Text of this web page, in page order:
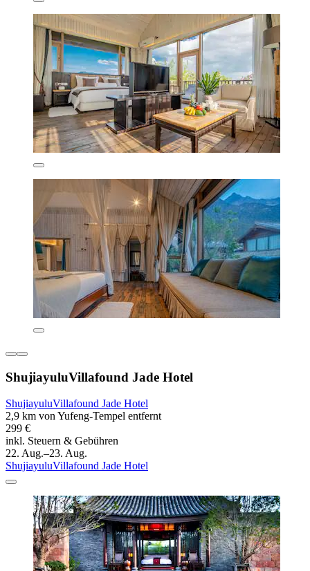
ShujiayuluVillafound Jade Hotel
ShujiayuluVillafound Jade Hotel
2,9 km von Yufeng-Tempel entfernt
299 €
inkl. Steuern & Gebühren
22. Aug.–23. Aug.
ShujiayuluVillafound Jade Hotel